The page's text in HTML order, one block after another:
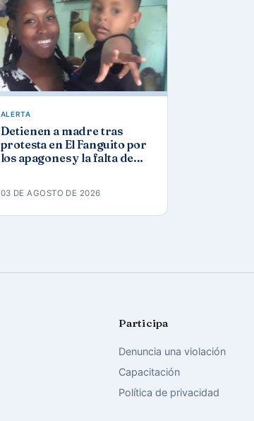
ALERTA
Detienen a madre tras
protesta en El Fanguito por
los apagones y la falta de
03 DE AGOSTO DE 2026
Participa
Denuncia una violación
Capacitación
Política de privacidad